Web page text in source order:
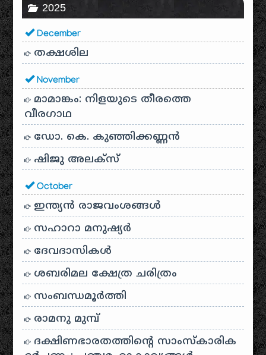
2025
December
തക്ഷശില
November
മാമാങ്കം: നിളയുടെ തീരത്തെ
വീരഗാഥ
ഡോ. കെ. കുഞ്ഞിക്കണ്ണൻ
ഷിജു അലക്സ്
October
ഇന്ത്യൻ രാജവംശങ്ങൾ
സഹാറാ മനുഷ്യർ
ദേവദാസികൾ
ശബരിമല ക്ഷേത്ര ചരിത്രം
സംബന്ധമൂർത്തി
രാമനു മുമ്പ്
ദക്ഷിണഭാരതത്തിൻ്റെ സാംസ്കാരിക